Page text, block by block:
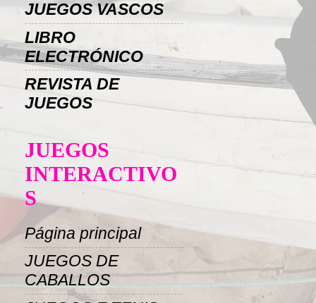
JUEGOS VASCOS
LIBRO
ELECTRÓNICO
REVISTA DE
JUEGOS
JUEGOS
INTERACTIVO
S
Página principal
JUEGOS DE
CABALLOS